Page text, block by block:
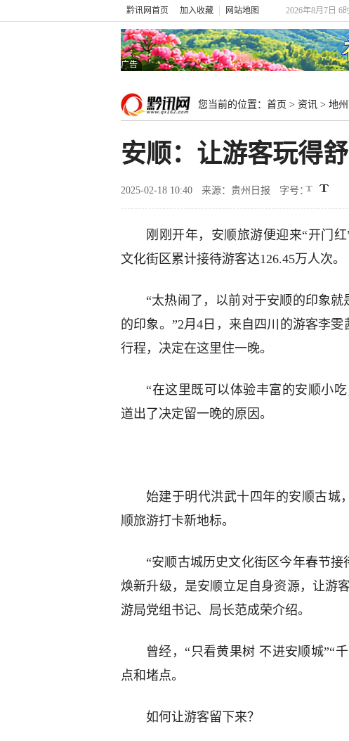
黔讯网首页 加入收藏 网站地图 2026年8月7日 6
广告
您当前的位置： 首页 > 资讯 > 地
安顺：让游客玩得
2025-02-18 10:40 来源：贵州日报 字号：
刚刚开年，安顺旅游便迎来“开门
文化街区累计接待游客达126.45万人次。
“太热闹了，以前对于安顺的印象
的印象。”2月4日，来自四川的游客李
行程，决定在这里住一晚。
“在这里既可以体验丰富的安顺小
道出了决定留一晚的原因。
始建于明代洪武十四年的安顺古城
顺旅游打卡新地标。
“安顺古城历史文化街区今年春节
焕新升级，是安顺立足自身资源，让游
游局党组书记、局长范成荣介绍。
曾经，“只看黄果树 不进安顺城”“
点和堵点。
如何让游客留下来？